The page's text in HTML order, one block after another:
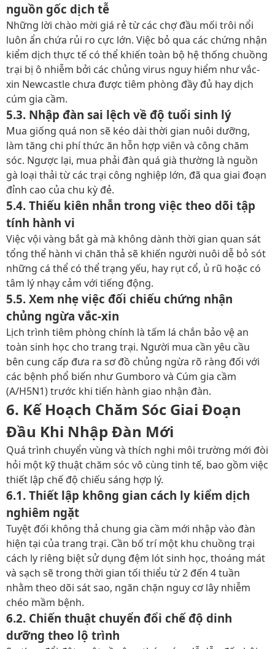
nguồn gốc dịch tễ
Những lời chào mời giá rẻ từ các chợ đầu mối trôi nổi
luôn ẩn chứa rủi ro cực lớn. Việc bỏ qua các chứng nhận
kiểm dịch thực tế có thể khiến toàn bộ hệ thống chuồng
trại bị ô nhiễm bởi các chủng virus nguy hiểm nhưvắc-
xin Newcastle chưa được tiêm phòng đầy đủ hay dịch
cúm gia cầm.
5.3. Nhập đàn sai lệch về độ tuổi sinh lý
Mua giống quá non sẽ kéo dài thời gian nuôi dưỡng,
làm tăng chi phí thức ăn hỗn hợp viên và công chăm
sóc. Ngược lại, mua phải đàn quá già thường là nguồn
gà loại thải từ các trại công nghiệp lớn, đã qua giai đoạn
đỉnh cao của chu kỳ đẻ.
5.4. Thiếu kiên nhẫn trong việc theo dõi tập
tính hành vi
Việc vội vàng bắt gà mà không dành thời gian quan sát
tổng thể hành vi chăn thả sẽ khiến người nuôi dễ bỏ sót
những cá thể có thể trạng yếu, hay rụt cổ, ủ rũ hoặc có
tâm lý nhạy cảm với tiếng động.
5.5. Xem nhẹ việc đối chiếu chứng nhận
chủng ngừa vắc-xin
Lịch trình tiêm phòng chính là tấm lá chắn bảo vệ an
toàn sinh học cho trang trại. Người mua cần yêu cầu
bên cung cấp đưa ra sơ đồ chủng ngừa rõ ràng đối với
các bệnh phổ biến nhưGumboro và Cúm gia cầm
(A/H5N1)trước khi tiến hành giao nhận đàn.
6. Kế Hoạch Chăm Sóc Giai Đoạn
Đầu Khi Nhập Đàn Mới
Quá trình chuyển vùng và thích nghi môi trường mới đòi
hỏi một kỹ thuật chăm sóc vô cùng tinh tế, bao gồm việc
thiết lập chế độ chiếu sáng hợp lý.
6.1. Thiết lập không gian cách ly kiểm dịch
nghiêm ngặt
Tuyệt đối không thả chung gia cầm mới nhập vào đàn
hiện tại của trang trại. Cần bố trí một khu chuồng trại
cách ly riêng biệt sử dụng đệm lót sinh học, thoáng mát
và sạch sẽ trong thời gian tối thiểu từ 2 đến 4 tuần
nhằm theo dõi sát sao, ngăn chặn nguy cơ lây nhiễm
chéo mầm bệnh.
6.2. Chiến thuật chuyển đổi chế độ dinh
dưỡng theo lộ trình